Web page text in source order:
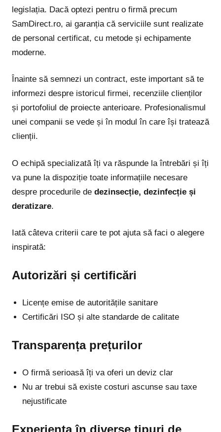
legislația. Dacă optezi pentru o firmă precum
SamDirect.ro, ai garanția că serviciile sunt realizate
de personal certificat, cu metode și echipamente
moderne.
Înainte să semnezi un contract, este important să te
informezi despre istoricul firmei, recenziile clienților
și portofoliul de proiecte anterioare. Profesionalismul
unei companii se vede și în modul în care își tratează
clienții.
O echipă specializată îți va răspunde la întrebări și îți
va pune la dispoziție toate informațiile necesare
despre procedurile de dezinsecție, dezinfecție și
deratizare.
Iată câteva criterii care te pot ajuta să faci o alegere
inspirată:
Autorizări și certificări
Licențe emise de autoritățile sanitare
Certificări ISO și alte standarde de calitate
Transparența prețurilor
O firmă serioasă îți va oferi un deviz clar
Nu ar trebui să existe costuri ascunse sau taxe
nejustificate
Experiența în diverse tipuri de